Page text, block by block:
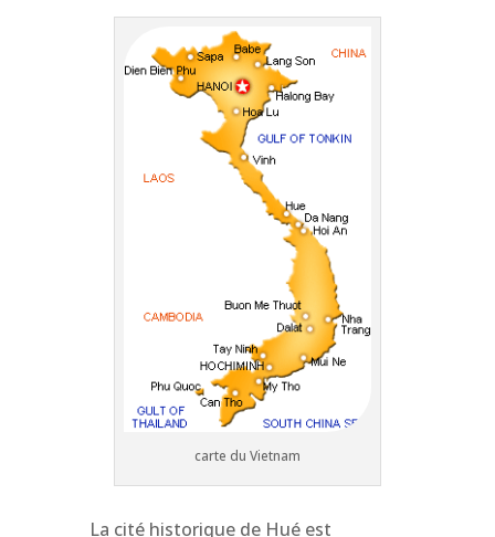
carte du Vietnam
La cité historique de Hué est